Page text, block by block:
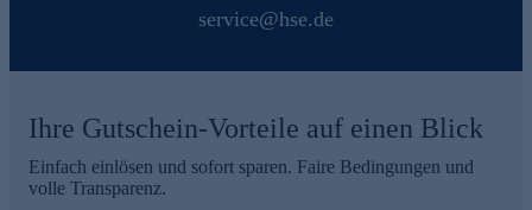
service@hse.de
Ihre Gutschein-Vorteile auf einen Blick
Einfach einlösen und sofort sparen. Faire Bedingungen und
volle Transparenz.